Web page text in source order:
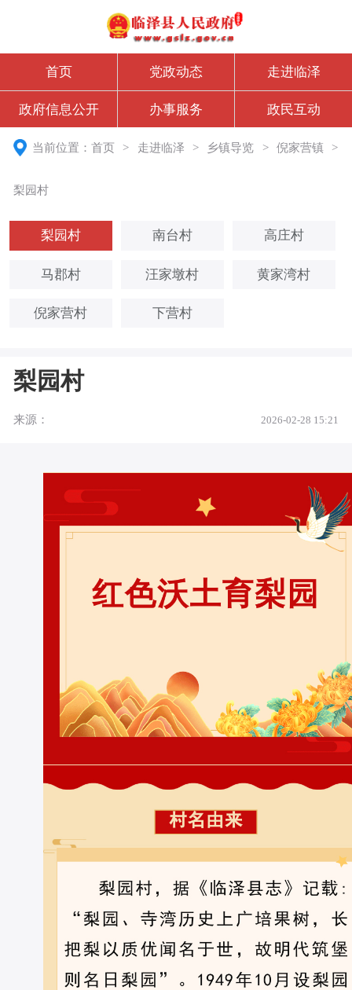
首页 党政动态 走进临泽
政府信息公开 办事服务 政民互动
当前位置：首页 > 走进临泽 > 乡镇导览 > 倪家营镇 >
梨园村
梨园村 南台村 高庄村
马郡村 汪家墩村 黄家湾村
倪家营村 下营村
梨园村
来源： 2026-02-28 15:21